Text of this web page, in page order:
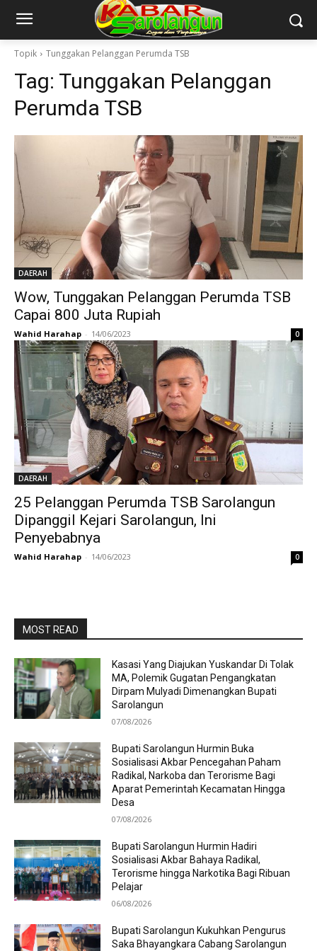
Topik Tunggakan Pelanggan Perumda TSB
Tag: Tunggakan Pelanggan
Perumda TSB
DAERAH
Wow, Tunggakan Pelanggan Perumda TSB
Capai 800 Juta Rupiah
Wahid Harahap - 14/06/2023 0
DAERAH
25 Pelanggan Perumda TSB Sarolangun
Dipanggil Kejari Sarolangun, Ini
Penyebabnya
Wahid Harahap - 14/06/2023 0
MOST READ
Kasasi Yang Diajukan Yuskandar Di Tolak
MA, Polemik Gugatan Pengangkatan
Dirpam Mulyadi Dimenangkan Bupati
Sarolangun
07/08/2026
Bupati Sarolangun Hurmin Buka
Sosialisasi Akbar Pencegahan Paham
Radikal, Narkoba dan Terorisme Bagi
Aparat Pemerintah Kecamatan Hingga
Desa
07/08/2026
Bupati Sarolangun Hurmin Hadiri
Sosialisasi Akbar Bahaya Radikal,
Terorisme hingga Narkotika Bagi Ribuan
Pelajar
06/08/2026
Bupati Sarolangun Kukuhkan Pengurus
Saka Bhayangkara Cabang Sarolangun